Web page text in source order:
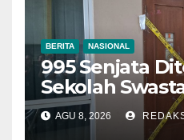
BERITA NASIONAL
995 Senjata
Sekolah
Lama, Ada
Barang
AGU 8, 2026